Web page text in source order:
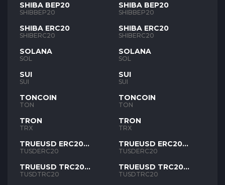
SHIBA BEP20
SHIBBEP20
SHIBA ERC20
SHIBERC20
SOLANA
SOL
SUI
SUI
TONCOIN
TON
TRON
TRX
TRUEUSD ERC20
TUSD
TUSDERC20
TRUEUSD TRC20
TUSD
TUSDTRC20
SHIBA BEP20
SHIBBEP20
SHIBA ERC20
SHIBERC20
SOLANA
SOL
SUI
SUI
TONCOIN
TON
TRON
TRX
TRUEUSD ERC20
TUSD
TUSDERC20
TRUEUSD TRC20
TUSD
TUSDTRC20